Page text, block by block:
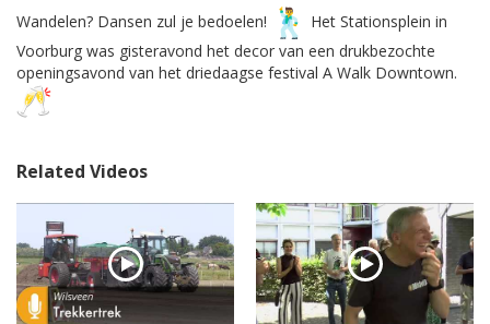
Wandelen? Dansen zul je bedoelen!
Het Stationsplein in
Voorburg was gisteravond het decor van een drukbezochte
openingsavond van het driedaagse festival A Walk Downtown.
Related Videos